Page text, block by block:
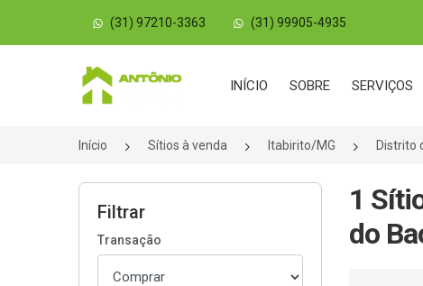
(31) 97210-3363 (31) 99905-4935
Página inicial
INÍCIO SOBRE SERVIÇOS
Início Sítios à venda Itabirito/MG Distrito
Filtrar
Transação
1
do